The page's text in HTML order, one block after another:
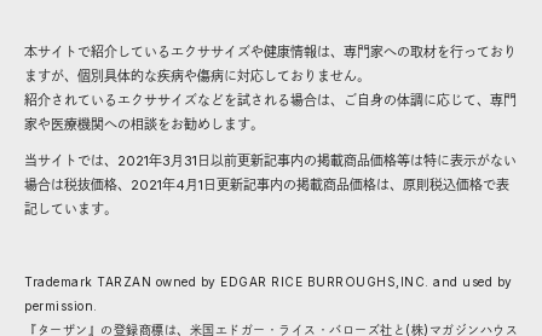
本サイトで紹介しているエクササイズや健康情報は、専門家への取材を行っており
ますが、個別具体的な疾病や傷病に対応しておりません。
紹介されているエクササイズなどを試される場合は、ご自身の体調に応じて、専門
家や医療機関への相談をお勧めします。
当サイトでは、2021年3月31日以前更新記事内の掲載商品価格等は特に表示がない
場合は税抜価格、2021年4月1日更新記事内の掲載商品価格は、原則税込価格で表
記しています。
Trademark TARZAN owned by EDGAR RICE BURROUGHS,INC. and used by
permission.
『ターザン』の登録商標は、米国エドガー・ライス・バローズ社と(株)マガジンハウス